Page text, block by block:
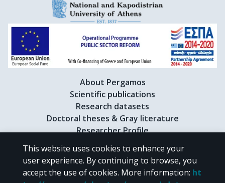
About Pergamos
Scientific publications
Research datasets
Doctoral theses & Gray literature
Researcher Profile
CC BY-NC 4.0
This website uses cookies to enhance your
user experience. By continuing to browse, you
accept the use of cookies. More information: ht